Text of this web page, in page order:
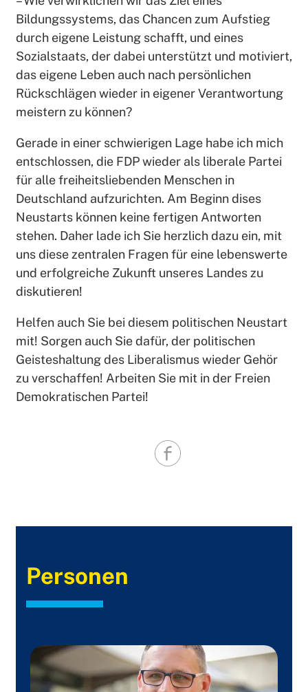
Bildungssystems, das Chancen zum Aufstieg
durch eigene Leistung schafft, und eines
Sozialstaats, der dabei unterstützt und motiviert,
das eigene Leben auch nach persönlichen
Rückschlägen wieder in eigener Verantwortung
meistern zu können?
Gerade in einer schwierigen Lage habe ich mich
entschlossen, die FDP wieder als liberale Partei
für alle freiheitsliebenden Menschen in
Deutschland aufzurichten. Am Beginn dises
Neustarts können keine fertigen Antworten
stehen. Daher lade ich Sie herzlich dazu ein, mit
uns diese zentralen Fragen für eine lebenswerte
und erfolgreiche Zukunft unseres Landes zu
diskutieren!
Helfen auch Sie bei diesem politischen Neustart
mit! Sorgen auch Sie dafür, der politischen
Geisteshaltung des Liberalismus wieder Gehör
zu verschaffen! Arbeiten Sie mit in der Freien
Demokratischen Partei!
Personen